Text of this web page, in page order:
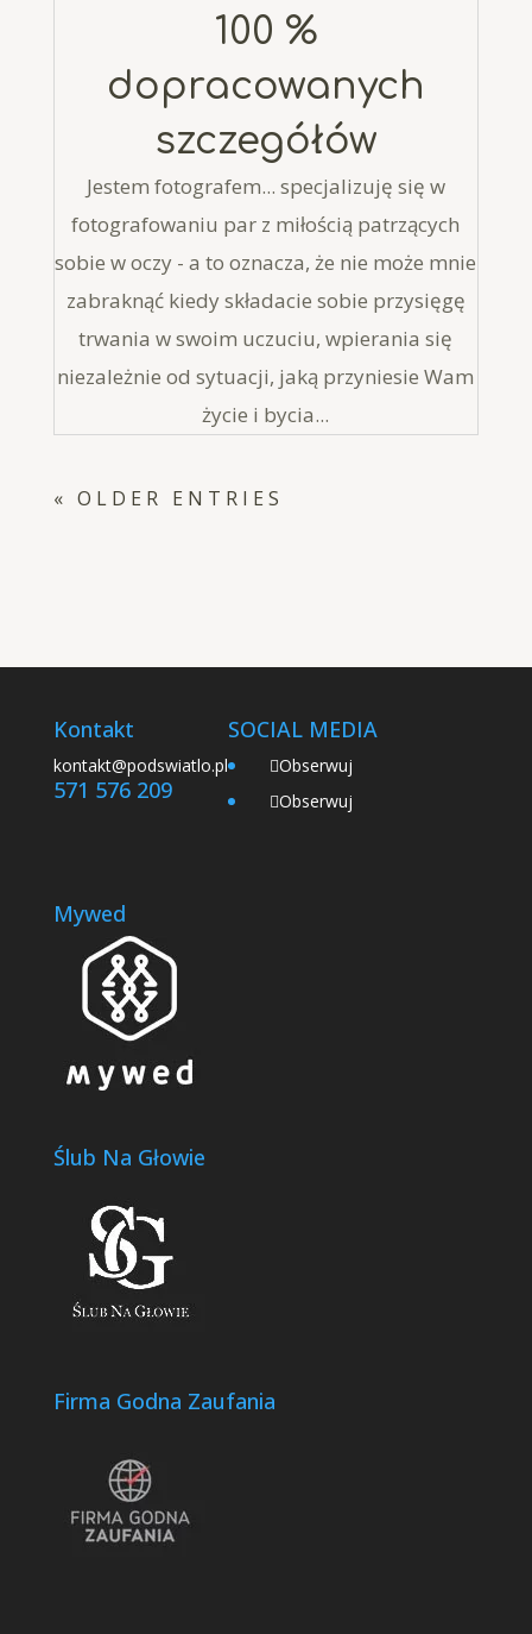
100 %
dopracowanych
szczegółów
Jestem fotografem... specjalizuję się w
fotografowaniu par z miłością patrzących
sobie w oczy - a to oznacza, że nie może mnie
zabraknąć kiedy składacie sobie przysięgę
trwania w swoim uczuciu, wpierania się
niezależnie od sytuacji, jaką przyniesie Wam
życie i bycia...
« OLDER ENTRIES
Kontakt
kontakt@podswiatlo.pl
571 576 209
SOCIAL MEDIA
Obserwuj
Obserwuj
Mywed
Ślub Na Głowie
Firma Godna Zaufania